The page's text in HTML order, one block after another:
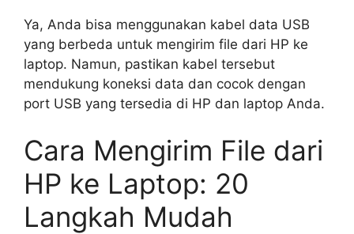
Ya, Anda bisa menggunakan kabel data USB
yang berbeda untuk mengirim file dari HP ke
laptop. Namun, pastikan kabel tersebut
mendukung koneksi data dan cocok dengan
port USB yang tersedia di HP dan laptop Anda.
Cara Mengirim File dari
HP ke Laptop: 20
Langkah Mudah